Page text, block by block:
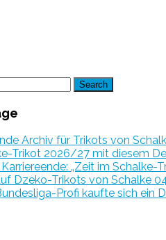
Archiv für Trikots von
Trikot 2026/27 mit diesem
„Zeit im Schalke-
Dzeko-Trikots von Schalke
Profi kaufte sich ein